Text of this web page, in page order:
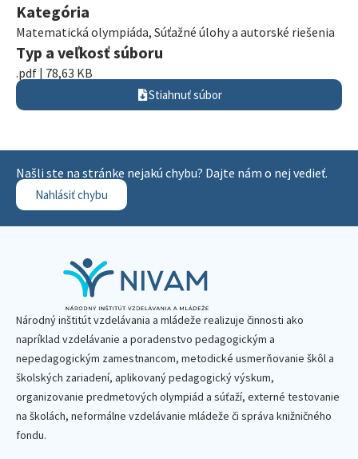
Kategória
Matematická olympiáda, Súťažné úlohy a autorské riešenia
Typ a veľkosť súboru
.pdf | 78,63 KB
Stiahnuť súbor
Našli ste na stránke nejakú chybu? Dajte nám o nej vedieť.
Nahlásiť chybu
Národný inštitút vzdelávania a mládeže realizuje činnosti ako
napríklad vzdelávanie a poradenstvo pedagogickým a
nepedagogickým zamestnancom, metodické usmerňovanie škôl a
školských zariadení, aplikovaný pedagogický výskum,
organizovanie predmetových olympiád a súťaží, externé testovanie
na školách, neformálne vzdelávanie mládeže či správa knižničného
fondu.